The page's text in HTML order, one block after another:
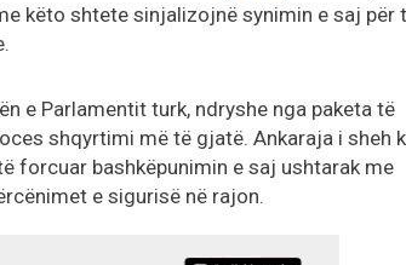
këto shtete sinjalizojnë synimin e saj për
e Parlamentit turk, ndryshe nga paketa të
shqyrtimi më të gjatë. Ankaraja i sheh
forcuar bashkëpunimin e saj ushtarak me
e sigurisë në rajon.